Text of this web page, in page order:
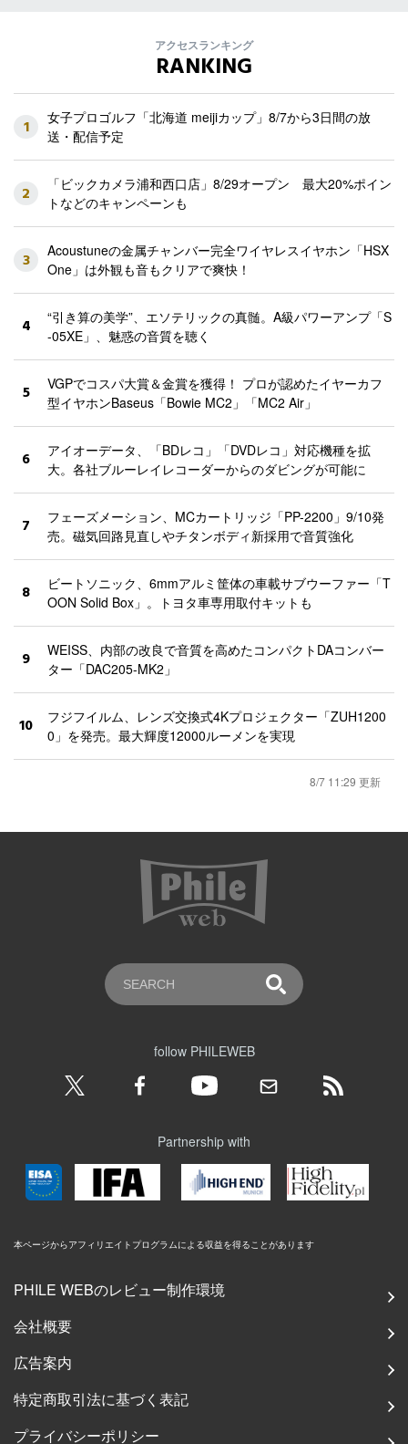
アクセスランキング
RANKING
1
女子プロゴルフ「北海道 meijiカップ」8/7から3日間の放
送・配信予定
2
「ビックカメラ浦和西口店」8/29オープン 最大20%ポイン
トなどのキャンペーンも
3
Acoustuneの金属チャンバー完全ワイヤレスイヤホン「HSX
One」は外観も音もクリアで爽快！
4
“引き算の美学”、エソテリックの真髄。A級パワーアンプ「S
-05XE」、魅惑の音質を聴く
5
VGPでコスパ大賞＆金賞を獲得！ プロが認めたイヤーカフ
型イヤホンBaseus「Bowie MC2」「MC2 Air」
6
アイオーデータ、「BDレコ」「DVDレコ」対応機種を拡
大。各社ブルーレイレコーダーからのダビングが可能に
7
フェーズメーション、MCカートリッジ「PP-2200」9/10発
売。磁気回路見直しやチタンボディ新採用で音質強化
8
ビートソニック、6mmアルミ筐体の車載サブウーファー「T
OON Solid Box」。トヨタ車専用取付キットも
9
WEISS、内部の改良で音質を高めたコンパクトDAコンバー
ター「DAC205-MK2」
10
フジフイルム、レンズ交換式4Kプロジェクター「ZUH1200
0」を発売。最大輝度12000ルーメンを実現
8/7 11:29 更新
follow PHILEWEB
Partnership with
本ページからアフィリエイトプログラムによる収益を得ることがあります
PHILE WEBのレビュー制作環境
会社概要
広告案内
特定商取引法に基づく表記
プライバシーポリシー